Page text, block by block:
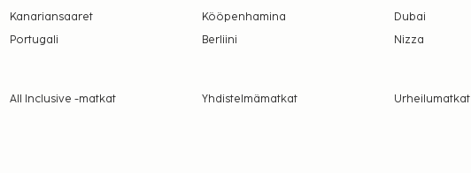
2.00 EUR per
Kanariansaaret
Portugali
Kööpenhamina
Dubai
Berliini
Nizza
All Inclusive -matkat Yhdistelmämatkat Urheilumatkat